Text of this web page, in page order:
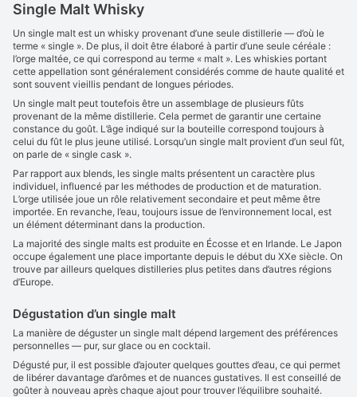
Single Malt Whisky
Un single malt est un whisky provenant d’une seule distillerie — d’où le
terme « single ». De plus, il doit être élaboré à partir d’une seule céréale :
l’orge maltée, ce qui correspond au terme « malt ». Les whiskies portant
cette appellation sont généralement considérés comme de haute qualité et
sont souvent vieillis pendant de longues périodes.
Un single malt peut toutefois être un assemblage de plusieurs fûts
provenant de la même distillerie. Cela permet de garantir une certaine
constance du goût. L’âge indiqué sur la bouteille correspond toujours à
celui du fût le plus jeune utilisé. Lorsqu’un single malt provient d’un seul fût,
on parle de « single cask ».
Par rapport aux blends, les single malts présentent un caractère plus
individuel, influencé par les méthodes de production et de maturation.
L’orge utilisée joue un rôle relativement secondaire et peut même être
importée. En revanche, l’eau, toujours issue de l’environnement local, est
un élément déterminant dans la production.
La majorité des single malts est produite en Écosse et en Irlande. Le Japon
occupe également une place importante depuis le début du XXe siècle. On
trouve par ailleurs quelques distilleries plus petites dans d’autres régions
d’Europe.
Dégustation d’un single malt
La manière de déguster un single malt dépend largement des préférences
personnelles — pur, sur glace ou en cocktail.
Dégusté pur, il est possible d’ajouter quelques gouttes d’eau, ce qui permet
de libérer davantage d’arômes et de nuances gustatives. Il est conseillé de
goûter à nouveau après chaque ajout pour trouver l’équilibre souhaité.